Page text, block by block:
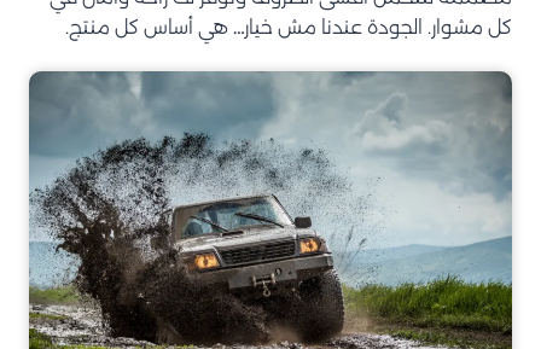
كل مشوار. الجودة عندنا مش خيار… هي أساس كل منتج.